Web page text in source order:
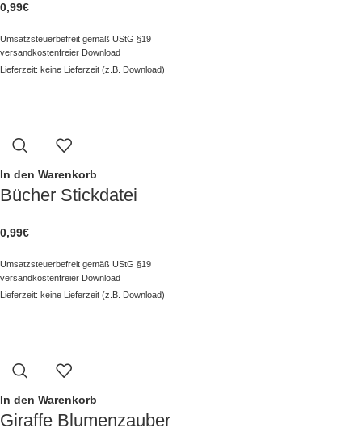
0,99€
Umsatzsteuerbefreit gemäß UStG §19
versandkostenfreier Download
Lieferzeit: keine Lieferzeit (z.B. Download)
In den Warenkorb
Bücher Stickdatei
0,99€
Umsatzsteuerbefreit gemäß UStG §19
versandkostenfreier Download
Lieferzeit: keine Lieferzeit (z.B. Download)
In den Warenkorb
Giraffe Blumenzauber